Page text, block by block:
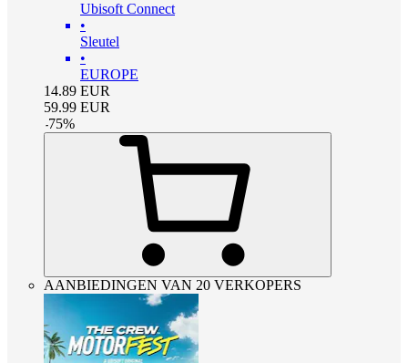
Ubisoft Connect
•
Sleutel
•
EUROPE
14.89 EUR
59.99 EUR
-75%
AANBIEDINGEN VAN 20 VERKOPERS